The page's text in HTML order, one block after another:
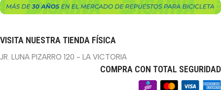
VISITA NUESTRA TIENDA FÍSICA
JR. LUNA PIZARRO 120 - LA VICTORIA
COMPRA CON TOTAL SEGURIDAD